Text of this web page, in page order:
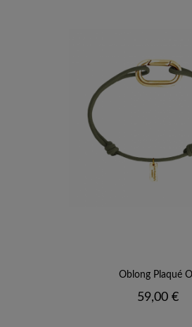
Oblong Plaqué
Prix
59,00 €